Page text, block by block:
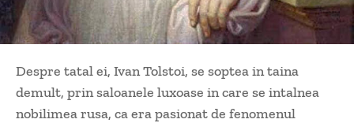
Despre tatal ei, Ivan Tolstoi, se soptea in taina
demult, prin saloanele luxoase in care se intalnea
nobilimea rusa, ca era pasionat de fenomenul